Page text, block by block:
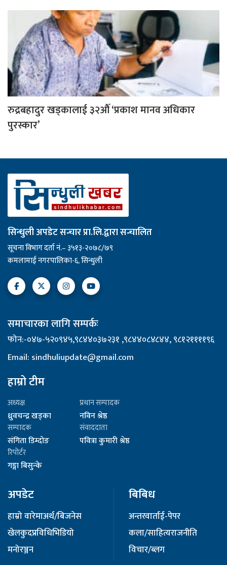
रुद्रबहादुर खड्कालाई ३२औँ ‘प्रकाश मानव अधिकार
पुरस्कार’
सिन्धुली अपडेट सन्चार प्रा.लि.द्वारा सन्चालित
सूचना विभाग दर्ता नं.– ३५१३-२०७८/७९
कमलामाई नगरपालिका-६, सिन्धुली
समाचारका लागि सम्पर्कः
फोन:-०४७-५२०९४५,९८४४०३७२३१ ,९८४४०८४८४४, ९८१२११११९६
Email: sindhuliupdate@gmail.com
हाम्रो टीम
अध्यक्ष
ध्रुवचन्द्र खड्का
प्रधान सम्पादक
नविन श्रेष्ठ
सम्पादक
संगिता डिम्दोङ
संवाददाता
पवित्रा कुमारी श्रेष्ठ
रिपोर्टर
गङ्गा बिसुन्के
अपडेट
हाम्रो वारेमाअर्थ/बिजनेस
खेलकुदप्रविधिभिडियो
मनोरञ्जन
बिबिध
अन्तरवार्ताई-पेपर
कला/साहित्यराजनीति
विचार/ब्लग